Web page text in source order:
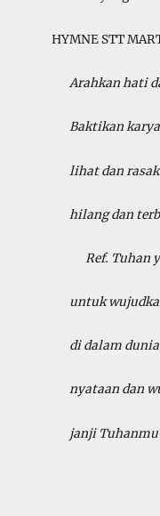
HYMNE STT
Arahkan hati
Baktikan
lihat dan
hilang dan
Ref. Tuhan
untuk
di dalam
nyataan dan
janji Tuhanmu